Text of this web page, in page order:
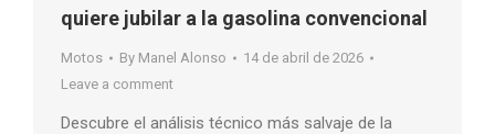
quiere jubilar a la gasolina convencional
Motos By Manel Alonso
14 de abril de 2026
Leave a comment
Descubre el análisis técnico más salvaje de la